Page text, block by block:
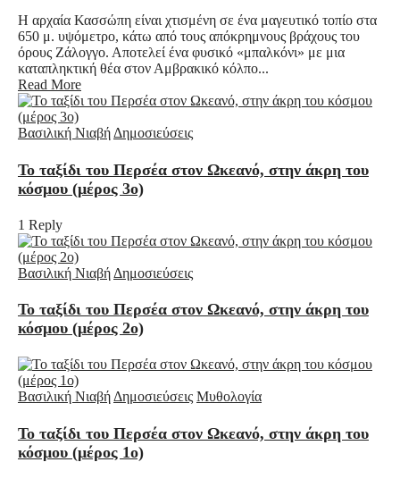
Η αρχαία Κασσώπη είναι χτισμένη σε ένα μαγευτικό τοπίο στα
650 μ. υψόμετρο, κάτω από τους απόκρημνους βράχους του
όρους Ζάλογγο. Αποτελεί ένα φυσικό «μπαλκόνι» με μια
καταπληκτική θέα στον Αμβρακικό κόλπο...
Read More
Βασιλική Νιαβή Δημοσιεύσεις
Το ταξίδι του Περσέα στον Ωκεανό, στην άκρη του
κόσμου (μέρος 3ο)
1 Reply
Βασιλική Νιαβή Δημοσιεύσεις
Το ταξίδι του Περσέα στον Ωκεανό, στην άκρη του
κόσμου (μέρος 2ο)
Βασιλική Νιαβή Δημοσιεύσεις Μυθολογία
Το ταξίδι του Περσέα στον Ωκεανό, στην άκρη του
κόσμου (μέρος 1ο)